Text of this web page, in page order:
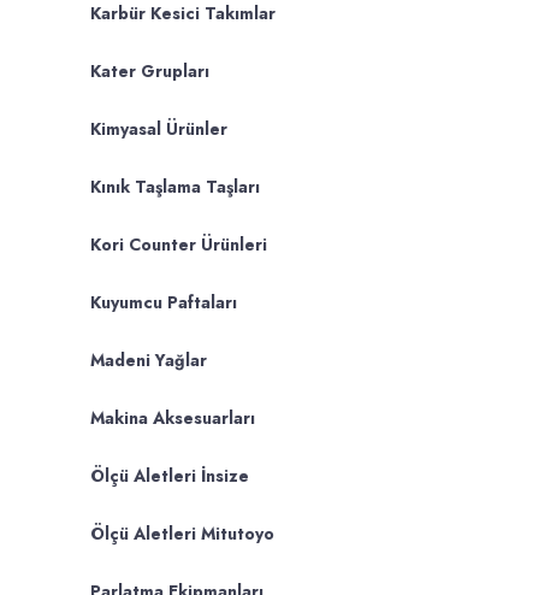
Karbür Kesici Takımlar
Kater Grupları
Kimyasal Ürünler
Kınık Taşlama Taşları
Kori Counter Ürünleri
Kuyumcu Paftaları
Madeni Yağlar
Makina Aksesuarları
Ölçü Aletleri İnsize
Ölçü Aletleri Mitutoyo